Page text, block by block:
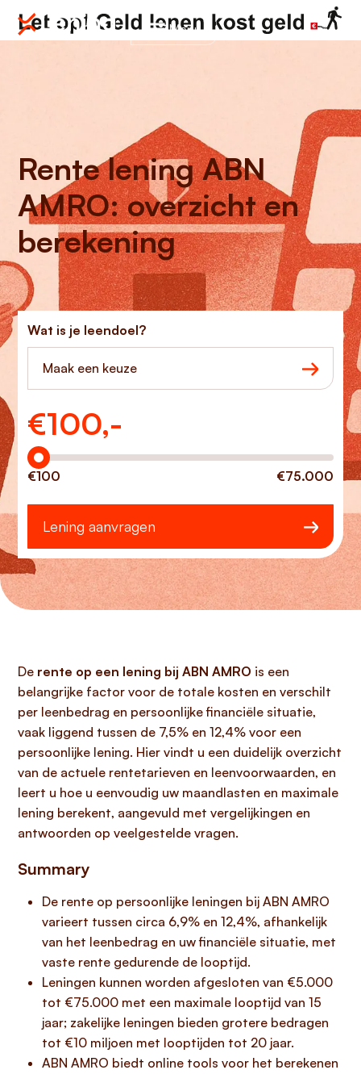
Menu
Rente lening ABN
AMRO: overzicht en
berekening
Wat is je leendoel?
Maak een keuze
€100,-
Hoeveel wilt u lenen?
€100 €75.000
Lening aanvragen
De rente op een lening bij ABN AMRO is een
belangrijke factor voor de totale kosten en verschilt
per leenbedrag en persoonlijke financiële situatie,
vaak liggend tussen de 7,5% en 12,4% voor een
persoonlijke lening. Hier vindt u een duidelijk overzicht
van de actuele rentetarieven en leenvoorwaarden, en
leert u hoe u eenvoudig uw maandlasten en maximale
lening berekent, aangevuld met vergelijkingen en
antwoorden op veelgestelde vragen.
Summary
De rente op persoonlijke leningen bij ABN AMRO
varieert tussen circa 6,9% en 12,4%, afhankelijk
van het leenbedrag en uw financiële situatie, met
vaste rente gedurende de looptijd.
Leningen kunnen worden afgesloten van €5.000
tot €75.000 met een maximale looptijd van 15
jaar; zakelijke leningen bieden grotere bedragen
tot €10 miljoen met looptijden tot 20 jaar.
ABN AMRO biedt online tools voor het berekenen